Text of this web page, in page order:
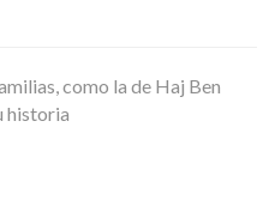
como la de Haj Ben
historia